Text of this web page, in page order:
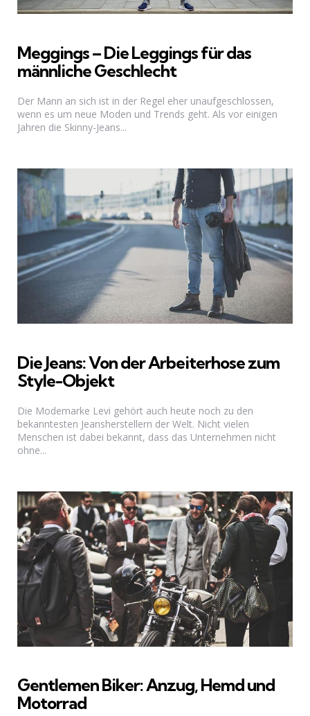
Meggings – Die Leggings für das
männliche Geschlecht
Der Mann an sich ist in der Regel eher unaufgeschlossen,
wenn es um neue Moden und Trends geht. Als vor einigen
Jahren die Skinny-Jeans...
Die Jeans: Von der Arbeiterhose zum
Style-Objekt
Die Modemarke Levi gehört auch heute noch zu den
bekanntesten Jeansherstellern der Welt. Nicht vielen
Menschen ist dabei bekannt, dass das Unternehmen nicht
ohne...
Gentlemen Biker: Anzug, Hemd und
Motorrad